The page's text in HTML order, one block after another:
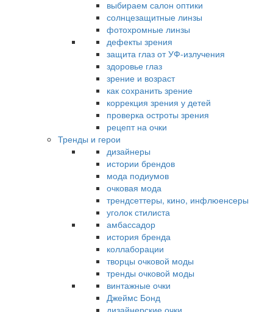
выбираем салон оптики
солнцезащитные линзы
фотохромные линзы
дефекты зрения
защита глаз от УФ-излучения
здоровье глаз
зрение и возраст
как сохранить зрение
коррекция зрения у детей
проверка остроты зрения
рецепт на очки
Тренды и герои
дизайнеры
истории брендов
мода подиумов
очковая мода
трендсеттеры, кино, инфлюенсеры
уголок стилиста
амбассадор
история бренда
коллаборации
творцы очковой моды
тренды очковой моды
винтажные очки
Джеймс Бонд